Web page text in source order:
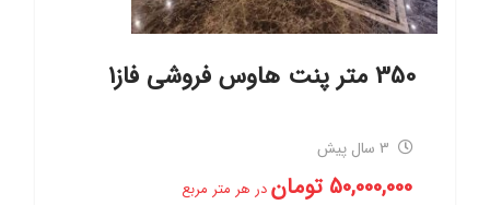
350 متر پنت هاوس فروشی فاز1
3 سال پیش
50,000,000 توماندر هر متر مربع